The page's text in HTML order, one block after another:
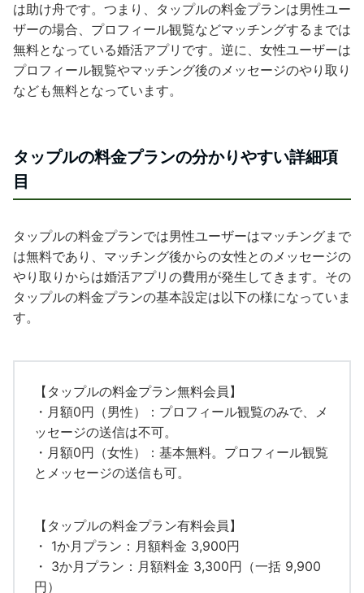
は助け舟です。つまり、タップルの料金プランは男性ユー
ザーの場合、プロフィール観覧などマッチングするまでは
無料となっている婚活アプリです。逆に、女性ユーザーは
プロフィール観覧やマッチング後のメッセージのやり取り
なども無料となっています。
タップルの料金プランの分かりやすい詳細項
目
タップルの料金プランでは男性ユーザーはマッチングまで
は無料であり、マッチング後からの女性とのメッセージの
やり取りからは婚活アプリの費用が発生してきます。その
タップルの料金プランの基本設定は以下の様になっていま
す。
【タップルの料金プラン無料会員】
・月額0円（男性）：プロフィール観覧のみで、メ
ッセージの送信は不可。
・月額0円（女性）：基本無料。プロフィール観覧
とメッセージの送信も可。
【タップルの料金プラン有料会員】
・ 1か月プラン：月額料金 3,900円
・ 3か月プラン：月額料金 3,300円（一括 9,900
円）